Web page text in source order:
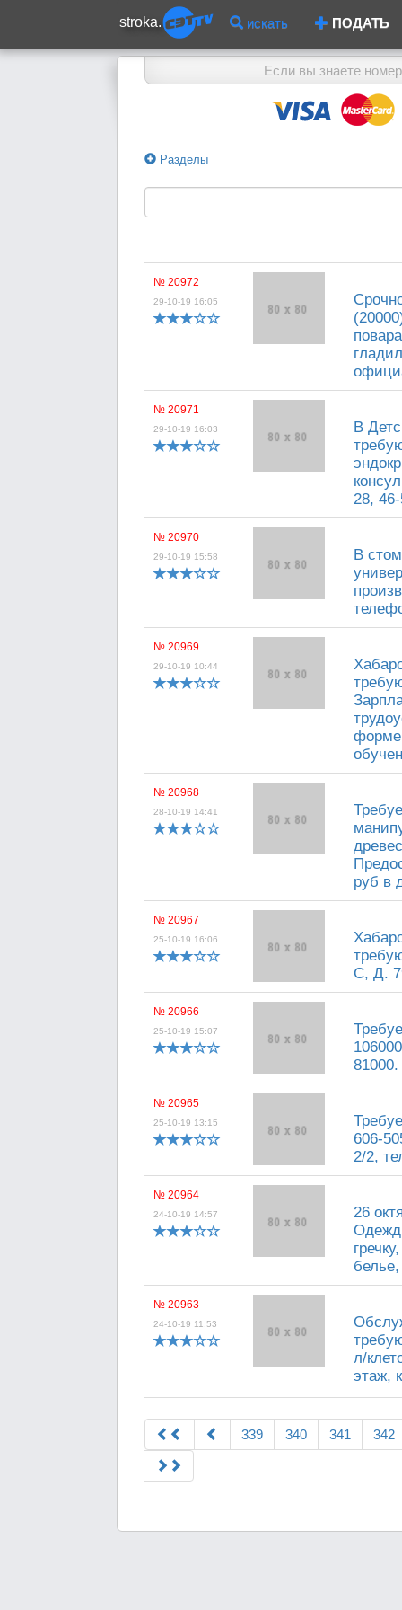
stroka. искать ПОДАТЬ
Если вы знаете
Разделы
№ 20972
29-10-19 16:05
№ 20971
29-10-19 16:03
В
28,
№ 20970
29-10-19 15:58
В
№ 20969
29-10-19 10:44
№ 20968
28-10-19 14:41
руб в
№ 20967
25-10-19 16:06
С, Д.
№ 20966
25-10-19 15:07
№ 20965
25-10-19 13:15
606-
2/2,
№ 20964
24-10-19 14:57
26
№ 20963
24-10-19 11:53
л/
этаж,
339 340 341 342